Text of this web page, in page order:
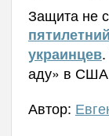
Защита не
украинцев
аду» в США
Автор: